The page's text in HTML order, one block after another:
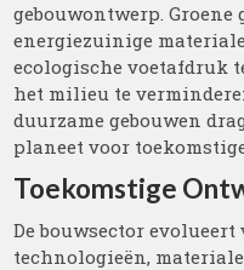
gebouwontwerp.
energiezuinige
ecologische voetafdruk
het milieu te
duurzame gebouwen
planeet voor
Toekomstige
De bouwsector
technologieën,